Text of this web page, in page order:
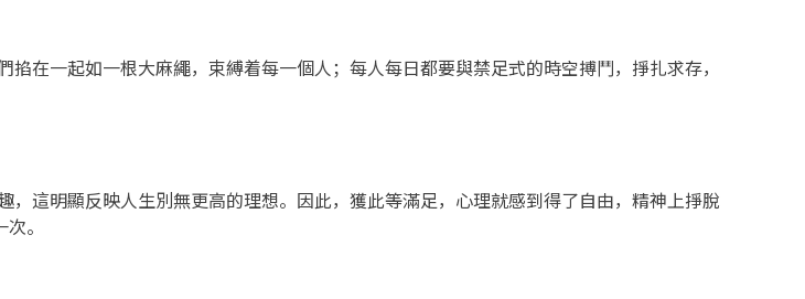
在一起如一根大麻繩，束縛着每一個人；每人每日都要與禁足式的時空搏鬥，掙扎求存，
這明顯反映人生別無更高的理想。因此，獲此等滿足，心理就感到得了自由，精神上掙脫
。